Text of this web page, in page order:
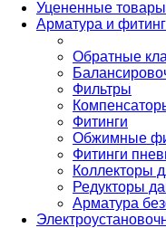
Уцененные товары
Арматура и
Обратные
Фильтры
Фитинги
Обжимные
Фитинги
Коллекторы
Редукторы
Арматура